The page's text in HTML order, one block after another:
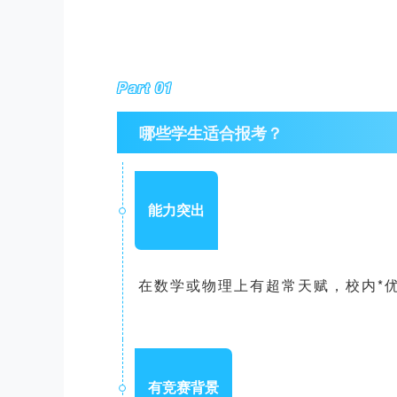
Part 01
哪些学生适合报考？
能力突出
在数学或物理上有超常天赋，校内*
有竞赛背景